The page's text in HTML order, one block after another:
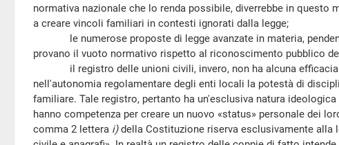
normativa nazionale che lo renda possibile, diverrebbe in questo
a creare vincoli familiari in contesti ignorati dalla legge;
le numerose proposte di legge avanzate in materia,
provano il vuoto normativo rispetto al riconoscimento pubblico
il registro delle unioni civili, invero, non ha alcuna efficacia
nell'autonomia regolamentare degli enti locali la potestà di
familiare. Tale registro, pertanto ha un'esclusiva natura
hanno competenza per creare un nuovo «status» personale dei
comma 2 lettera i)della Costituzione riserva esclusivamente alla